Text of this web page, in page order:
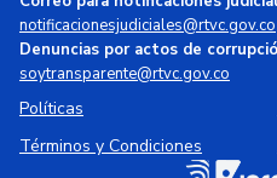
notificacionesjudiciales@rtvc.gov.co
Denuncias por actos de
soytransparente@rtvc.gov.co
Políticas
Términos y Condiciones